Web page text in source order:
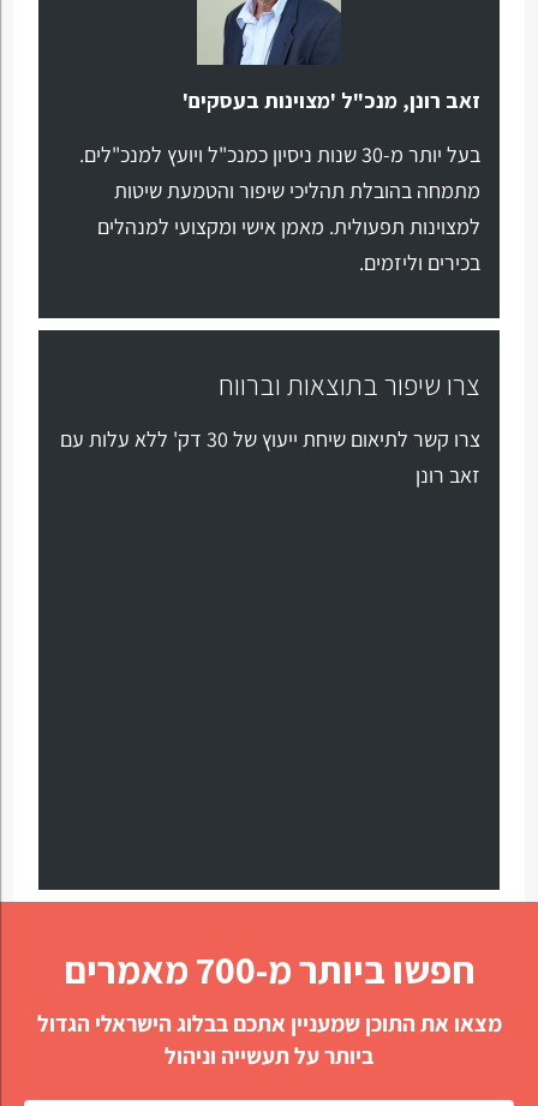
זאב רונן, מנכ"ל 'מצוינות בעסקים'
בעל יותר מ-30 שנות ניסיון כמנכ"ל ויועץ למנכ"לים.
מתמחה בהובלת תהליכי שיפור והטמעת שיטות
למצוינות תפעולית. מאמן אישי ומקצועי למנהלים
בכירים וליזמים.
צרו שיפור בתוצאות וברווח
צרו קשר לתיאום שיחת ייעוץ של 30 דק' ללא עלות עם
זאב רונן
חפשו ביותר מ-700 מאמרים
מצאו את התוכן שמעניין אתכם בבלוג הישראלי הגדול
ביותר על תעשייה וניהול